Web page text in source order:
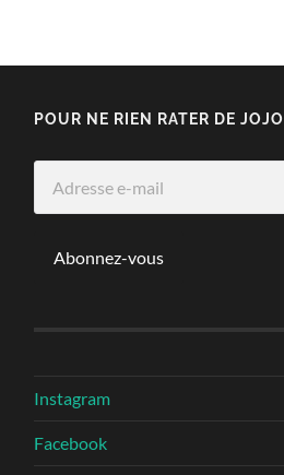
POUR NE RIEN RATER DE JOJO
Abonnez-vous
Instagram
Facebook